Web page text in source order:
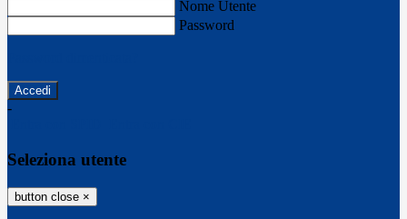
Nome Utente
Password
-
Seleziona utente
button close ×